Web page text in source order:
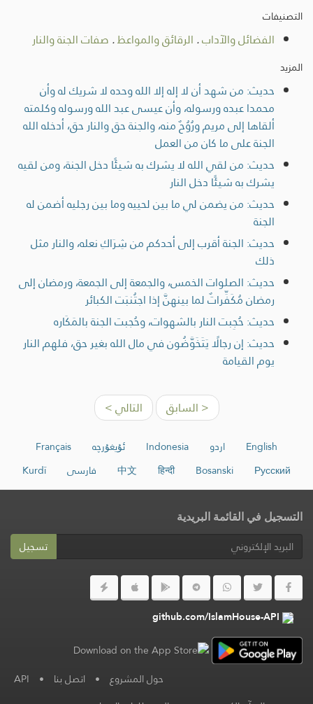
التصنيفات
الفضائل والآداب. الرقائق والمواعظ. صفات الجنة والنار
المزيد
حديث: من شهد أن لا إله إلا الله وحده لا شريك له وأن
محمدا عبده ورسوله، وأن عيسى عبد الله ورسوله وكلمته
ألقاها إلى مريم ورُوُحٌ منه، والجنة حق والنار حق، أدخله الله
الجنة على ما كان من العمل
حديث: من لقي الله لا يشرك به شيئًا دخل الجنة، ومن لقيه
يشرك به شيئًا دخل النار
حديث: من يضمن لي ما بين لحييه وما بين رجليه أضمن له
الجنة
حديث: الجنة أقرب إلى أحدكم من شِرَاكِ نعله، والنار مثل
ذلك
حديث: الصلوات الخمس، والجمعة إلى الجمعة، ورمضان إلى
رمضان مُكَفِّراتٌ لما بينهنَّ إذا اجتُنبَت الكبائر
حديث: حُجِبت النار بالشهوات، وحُجبت الجنة بالمَكَاره
حديث: إن رجالًا يَتَخَوَّضُون في مال الله بغير حق، فلهم النار
يوم القيامة
< السابق التالي >
English اردو Indonesia ئۇيغۇرچە
Français
Русский
Bosanski
हिन्दी
中文 فارسی Kurdî
التسجيل في القائمة البريدية
تسجيل
github.com/IslamHouse-API
حول المشروع • اتصل بنا •
API